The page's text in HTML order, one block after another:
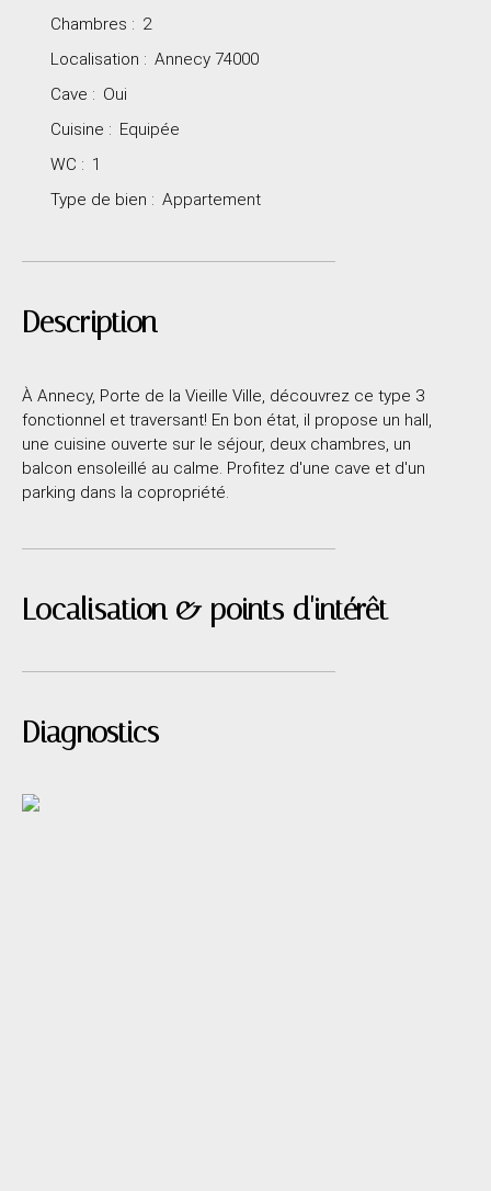
Chambres : 2
Localisation : Annecy 74000
Cave : Oui
Cuisine : Equipée
WC : 1
Type de bien : Appartement
Description
À Annecy, Porte de la Vieille Ville, découvrez ce type 3
fonctionnel et traversant! En bon état, il propose un hall,
une cuisine ouverte sur le séjour, deux chambres, un
balcon ensoleillé au calme. Profitez d'une cave et d'un
parking dans la copropriété.
Localisation & points d'intérêt
Diagnostics